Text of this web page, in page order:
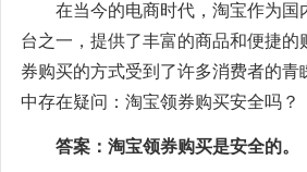
在当今的电商时代，淘宝作为国
台之一，提供了丰富的商品和便捷的
券购买的方式受到了许多消费者的青
中存在疑问：淘宝领券购买安全吗？
答案：淘宝领券购买是安全的。